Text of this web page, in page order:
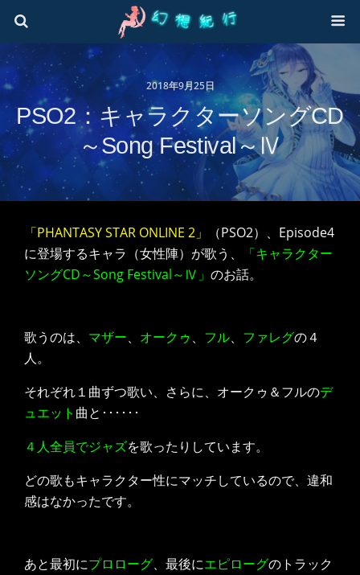
2018年9月25日
PSO2：キャラクターソングCD
～Song Festival～Ⅳ
「PHANTASY STAR ONLINE 2」
（PSO2）、Episode4
に登場するキャラ（女性陣）が歌う、
「キャラクター
ソングCD～Song Festival～Ⅳ」 のお話。
歌うのは、 マザー、 オークゥ 、 フル、 ファレグの４
人。
それぞれ１曲ずつ歌い、さらに、オークゥ＆フルのデ
ュエット 曲と･･････
４人全員でジャズを歌ったりしています。
どの歌もキャラクター性にマッチしているので、違和
感はなかったです。
あと最初にプロローグ、最後にエピローグのトラック